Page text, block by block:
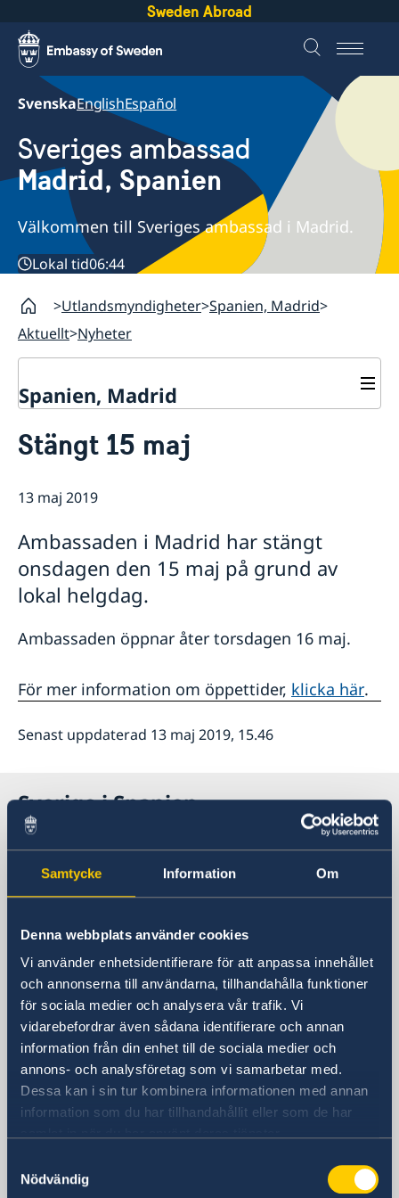
Samtycke Information Om
Denna webbplats använder cookies
Vi använder enhetsidentifierare för att anpassa innehållet
och annonserna till användarna, tillhandahålla funktioner
för sociala medier och analysera vår trafik. Vi
vidarebefordrar även sådana identifierare och annan
information från din enhet till de sociala medier och
annons- och analysföretag som vi samarbetar med.
Dessa kan i sin tur kombinera informationen med annan
information som du har tillhandahållit eller som de har
Nödvändig
Sweden Abroad
SvenskaEnglishEspañol
Sveriges ambassad
Madrid, Spanien
Välkommen till Sveriges ambassad i Madrid.
Lokal tid06:44
Utlandsmyndigheter Spanien, Madrid
Aktuellt Nyheter
Spanien, Madrid
Om oss
Dataskyddspolicy (GDPR)
Lediga tjänster
Praktik
Vi är en resurs för svenska företag
Så kan du få stöd
Svenska företag i Spanien
Anmäl handelshinder
Aktuellt
Nyheter
Prioriterat Sverigefrämjande - seminarier &
evenemang
Svenskrelaterade kontakter i Spanien
Stängt 15 maj
13 maj 2019
Ambassaden i Madrid har stängt
onsdagen den 15 maj på grund av
lokal helgdag.
Ambassaden öppnar åter torsdagen 16 maj.
För mer information om öppettider, klicka här.
Senast uppdaterad 13 maj 2019, 15.46
Sverige i Spanien
Besöksadress
Madrid
Postadress
Embajada de Suecia
Calle Caracas, 25
ES-28010 Madrid
Spanien
Telefonnummer
Ambassadens telefonväxel
+34 91 702 2000
Fax
+34 91 702 2038